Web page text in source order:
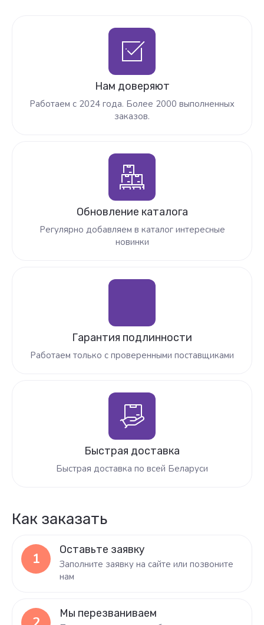
Нам доверяют
Работаем с 2024 года. Более 2000 выполненных
заказов.
Обновление каталога
Регулярно добавляем в каталог интересные
новинки
Гарантия подлинности
Работаем только с проверенными поставщиками
Быстрая доставка
Быстрая доставка по всей Беларуси
Как заказать
1
Оставьте заявку
Заполните заявку на сайте или позвоните
нам
Мы перезваниваем